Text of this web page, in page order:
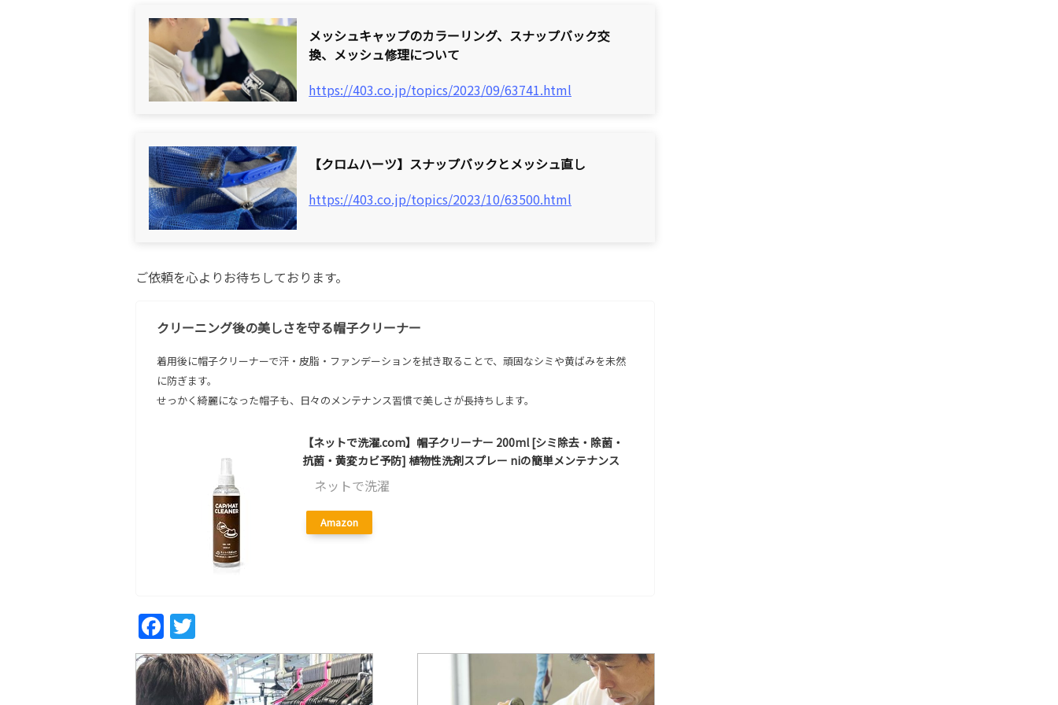
メッシュキャップのカラーリング、スナップバック交
換、メッシュ修理について
https://403.co.jp/topics/2023/09/63741.html
【クロムハーツ】スナップバックとメッシュ直し
https://403.co.jp/topics/2023/10/63500.html
ご依頼を心よりお待ちしております。
クリーニング後の美しさを守る帽子クリーナー
着用後に帽子クリーナーで汗・皮脂・ファンデーションを拭き取ることで、頑固なシミや黄ばみを未然
に防ぎます。
せっかく綺麗になった帽子も、日々のメンテナンス習慣で美しさが長持ちします。
【ネットで洗濯.com】帽子クリーナー 200ml [シミ除去・除菌・
抗菌・黄変カビ予防] 植物性洗剤スプレー niの簡単メンテナンス
ネットで洗濯
Amazon
Fac
ebo
ok
tter